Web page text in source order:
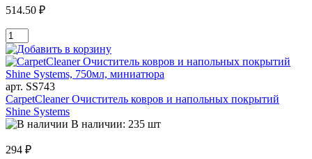
514.50 ₽
арт. SS743
CarpetCleaner Очиститель ковров и напольных покрытий
Shine Systems
В наличии: 235 шт
294 ₽